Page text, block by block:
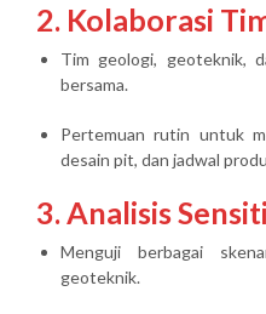
2. Kolaborasi
Tim geologi, geoteknik,
bersama.
Pertemuan rutin untuk
desain pit, dan jadwal
3. Analisis
Menguji berbagai
geoteknik.